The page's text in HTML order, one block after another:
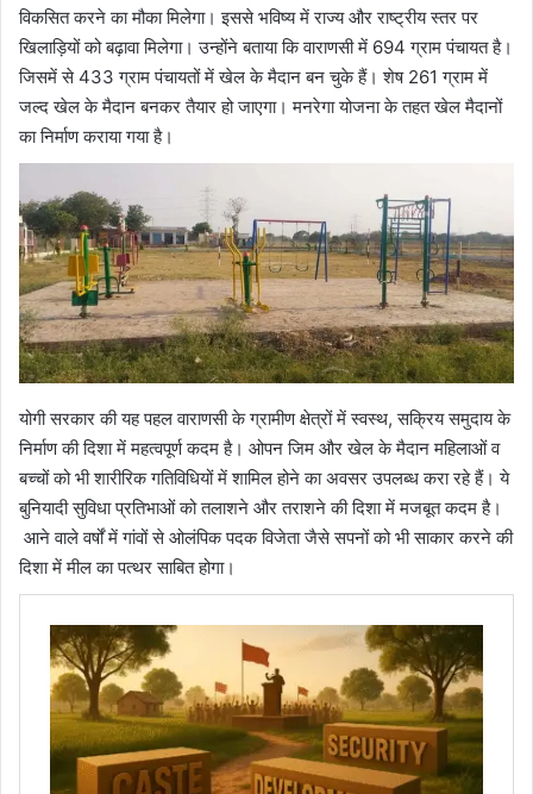
विकसित करने का मौका मिलेगा। इससे भविष्य में राज्य और राष्ट्रीय स्तर पर
खिलाड़ियों को बढ़ावा मिलेगा। उन्होंने बताया कि वाराणसी में 694 ग्राम पंचायत है।
जिसमें से 433 ग्राम पंचायतों में खेल के मैदान बन चुके हैं। शेष 261 ग्राम में
जल्द खेल के मैदान बनकर तैयार हो जाएगा। मनरेगा योजना के तहत खेल मैदानों
का निर्माण कराया गया है।
योगी सरकार की यह पहल वाराणसी के ग्रामीण क्षेत्रों में स्वस्थ, सक्रिय समुदाय के
निर्माण की दिशा में महत्वपूर्ण कदम है। ओपन जिम और खेल के मैदान महिलाओं व
बच्चों को भी शारीरिक गतिविधियों में शामिल होने का अवसर उपलब्ध करा रहे हैं। ये
बुनियादी सुविधा प्रतिभाओं को तलाशने और तराशने की दिशा में मजबूत कदम है।
आने वाले वर्षों में गांवों से ओलंपिक पदक विजेता जैसे सपनों को भी साकार करने की
दिशा में मील का पत्थर साबित होगा।